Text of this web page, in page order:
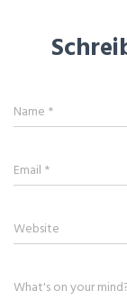
Name *
Email *
Website
What's on your